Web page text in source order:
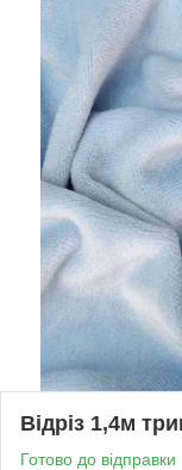
Відріз 1,4м
Готово до відправки